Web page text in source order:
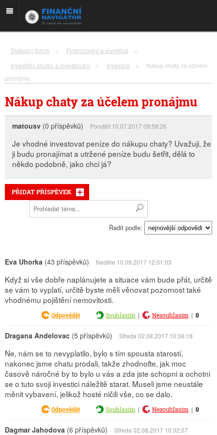
Diskusní fórum > Financování a investice
>
Investiční služby a investování
> Investice >
Nákup chaty za účelem
pronájmu
Nákup chaty za účelem pronájmu
matousv (0 příspěvků) Pondělí 10.07.2017 09:59:26
Je vhodné investovat peníze do nákupu chaty? Uvažuji, že
ji budu pronajímat a utržené peníze budu šetřit, dělá to
někdo podobně, jako chci já?
PŘIDAT PŘÍSPĚVEK
Řadit podle:
Eva Uhorka (43 příspěvků) Neděle 10.09.2017 12:01:03
Když si vše dobře naplánujete a situace vám bude přát, určitě
se vám to vyplatí, určitě byste měli věnovat pozornost také
vhodnému pojištění nemovitosti.
Odpovědět Souhlasím | Nesouhlasím | 0
Dragana Andelovac (5 příspěvků) Středa 02.08.2017 10:36:18
Ne, nám se to nevyplatilo, bylo s tím spousta starostí,
nakonec jsme chatu prodali, takže zhodnoťte, jak moc
časově náročné by to bylo u vás a zda jste schopni a ochotni
se o tuto svoji investici náležitě starat. Museli jsme neustále
měnit vybavení, jelikož hosté ničili vše, co se dalo.
Odpovědět Souhlasím | Nesouhlasím | 0
Dagmar Jahodova (6 příspěvků) Středa 02.08.2017 10:32:07